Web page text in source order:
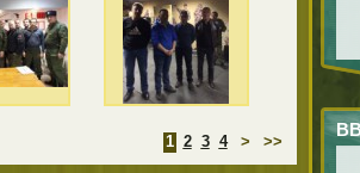
1 2 3 4 > >>